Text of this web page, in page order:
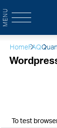
MENU
Home FAQ
To test